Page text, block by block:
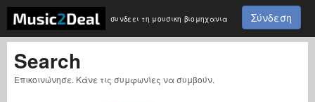
συνδεει τη μουσικη βιομηχανια Σύνδεση
Search
Επικοινώνησε. Κάνε τις συμφωνίες να συμβούν.